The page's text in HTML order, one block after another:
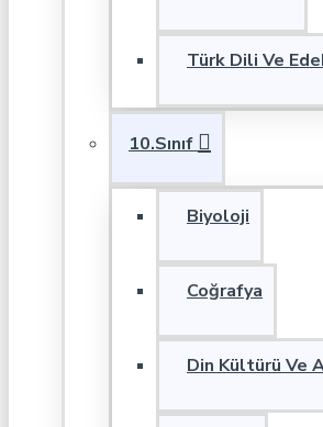
Türk Dili Ve
10.Sınıf
Biyoloji
Coğrafya
Din Kültürü Ve